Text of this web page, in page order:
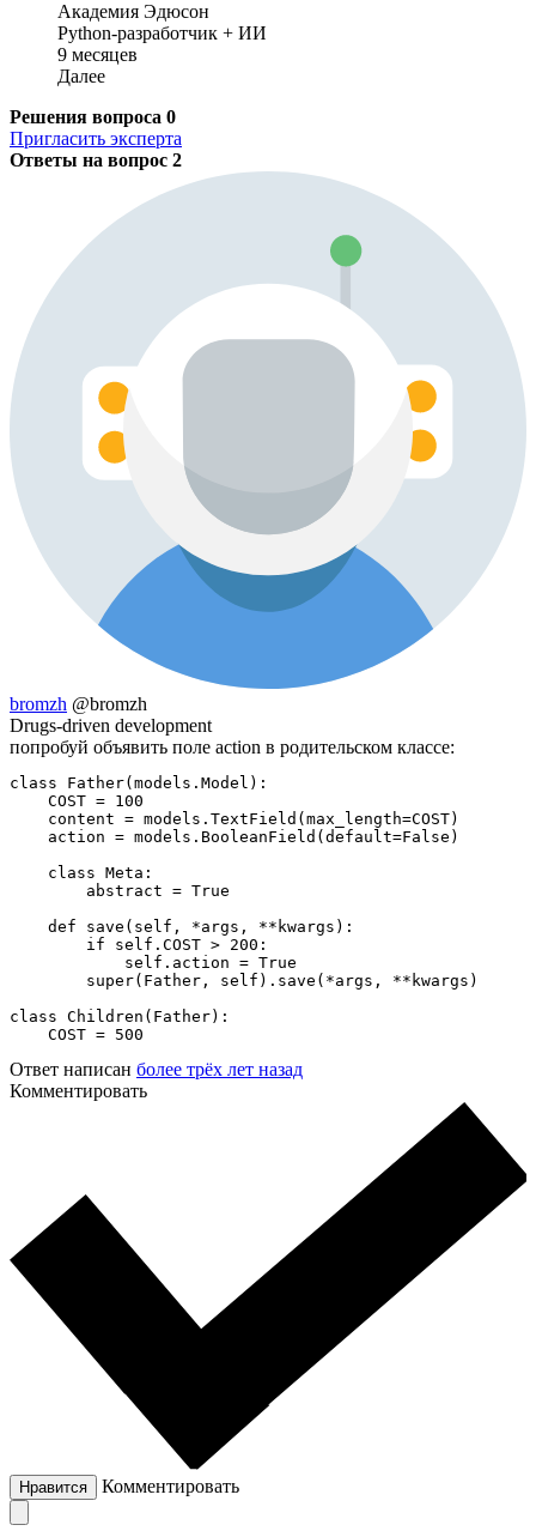
Академия Эдюсон
Python-разработчик + ИИ
9 месяцев
Далее
Решения вопроса 0
Пригласить эксперта
Ответы на вопрос 2
bromzh @bromzh
Drugs-driven development
попробуй объявить поле action в родительском классе:
class Father(models.Model):
    COST = 100
    content = models.TextField(max_length=COST)
    action = models.BooleanField(default=False)
    class Meta:
        abstract = True
    def save(self, *args, **kwargs):
        if self.COST > 200:
            self.action = True
        super(Father, self).save(*args, **kwargs)
class Children(Father):
    COST = 500
Ответ написан более трёх лет назад
Комментировать
Нравится Комментировать